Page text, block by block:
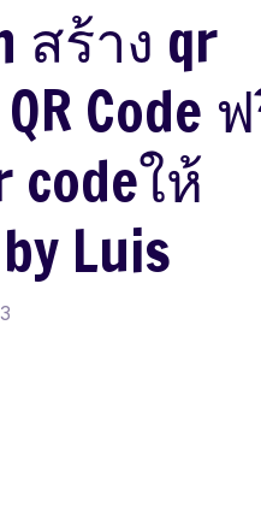
สร้าง qr
Code
codeให้
Luis